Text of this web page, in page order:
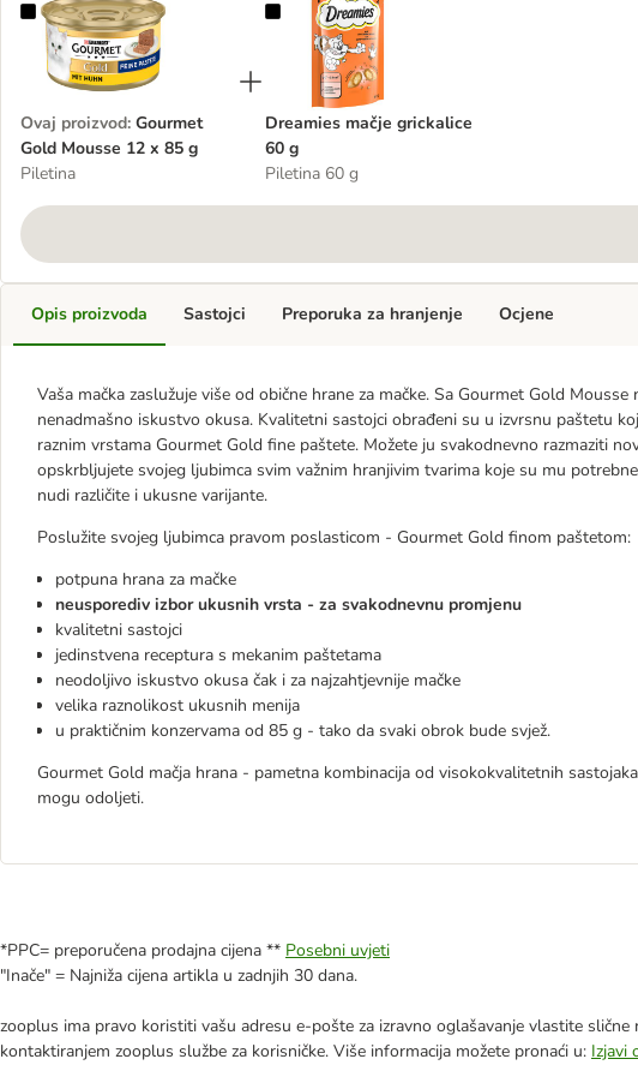
Gourmet Gold Mousse 12 x 85 g
Ovaj proizvod: Gourmet
Gold Mousse 12 x 85 g
Piletina
Dreamies mačje grickalice 60 g
Dreamies mačje grickalice
60 g
Piletina 60 g
Opis proizvoda
Vaša mačka zaslužuje više od obične hrane za mačke. Sa Gourmet Gold
nenadmašno iskustvo okusa. Kvalitetni sastojci obrađeni su u izvrsnu paštetu
raznim vrstama Gourmet Gold fine paštete. Možete ju svakodnevno razmaziti
opskrbljujete svojeg ljubimca svim važnim hranjivim tvarima koje su mu
nudi različite i ukusne varijante.
Poslužite svojeg ljubimca pravom poslasticom - Gourmet Gold finom paštetom:
potpuna hrana za mačke
neusporediv izbor ukusnih vrsta - za svakodnevnu promjenu
kvalitetni sastojci
jedinstvena receptura s mekanim paštetama
neodoljivo iskustvo okusa čak i za najzahtjevnije mačke
velika raznolikost ukusnih menija
u praktičnim konzervama od 85 g - tako da svaki obrok bude svjež.
Gourmet Gold mačja hrana - pametna kombinacija od visokokvalitetnih
mogu odoljeti.
Sastojci Preporuka za hranjenje Ocjene
*PPC= preporučena prodajna cijena ** Posebni uvjeti
"Inače" = Najniža cijena artikla u zadnjih 30 dana.
zooplus ima pravo koristiti vašu adresu e-pošte za izravno oglašavanje vlastite
kontaktiranjem zooplus službe za korisničke. Više informacija možete pronaći u: Izjavi